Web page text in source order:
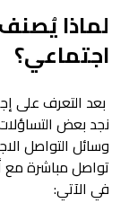
لماذا
اجتماعي؟
بعد التعرف على
نجد بعض
وسائل التواصل
تواصل مباشرة مع
في الآتي: